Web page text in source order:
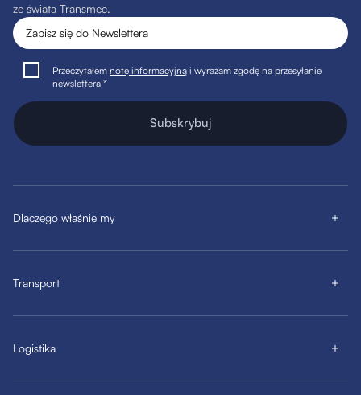
ze świata Transmec.
Przeczytałemnotę informacyjną i wyrażam zgodę na przesyłanie
newslettera *
Subskrybuj
Dlaczego właśnie my
Transport
Logistika